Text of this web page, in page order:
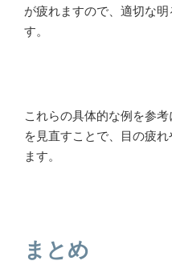
が疲れますので、適切な
す。
これらの具体的な例を参
を見直すことで、目の疲
ます。
まとめ